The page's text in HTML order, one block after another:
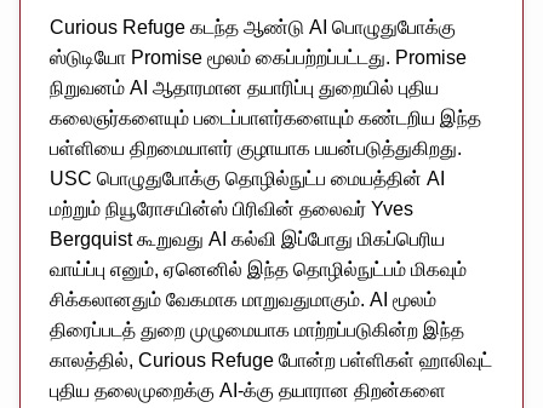
Curious Refuge கடந்த ஆண்டு AI பொழுதுபோக்கு
ஸ்டுடியோ Promise மூலம் கைப்பற்றப்பட்டது. Promise
நிறுவனம் AI ஆதாரமான தயாரிப்பு துறையில் புதிய
கலைஞர்களையும் படைப்பாளர்களையும் கண்டறிய இந்த
பள்ளியை திறமையாளர் குழாயாக பயன்படுத்துகிறது.
USC பொழுதுபோக்கு தொழில்நுட்ப மையத்தின் AI
மற்றும் நியூரோசயின்ஸ் பிரிவின் தலைவர் Yves
Bergquist கூறுவது AI கல்வி இப்போது மிகப்பெரிய
வாய்ப்பு எனும், ஏனெனில் இந்த தொழில்நுட்பம் மிகவும்
சிக்கலானதும் வேகமாக மாறுவதுமாகும். AI மூலம்
திரைப்படத் துறை முழுமையாக மாற்றப்படுகின்ற இந்த
காலத்தில், Curious Refuge போன்ற பள்ளிகள் ஹாலிவுட்
புதிய தலைமுறைக்கு AI-க்கு தயாரான திறன்களை